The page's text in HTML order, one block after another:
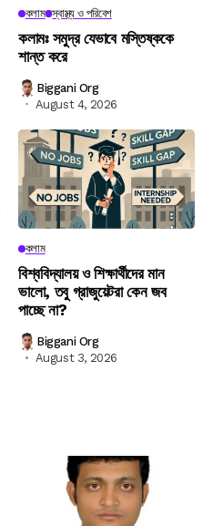
কলাম স্বাস্থ্য ও পরিবেশ
কলামঃ সমুদ্র যেভাবে মস্তিষ্ককে
শান্ত করে
Biggani Org
August 4, 2026
কলাম
বিশ্ববিদ্যালয় ও শিক্ষার্থীদের মান
ভালো, তবু গ্রাজুয়েটরা কেন জব
পাচ্ছে না?
Biggani Org
August 3, 2026